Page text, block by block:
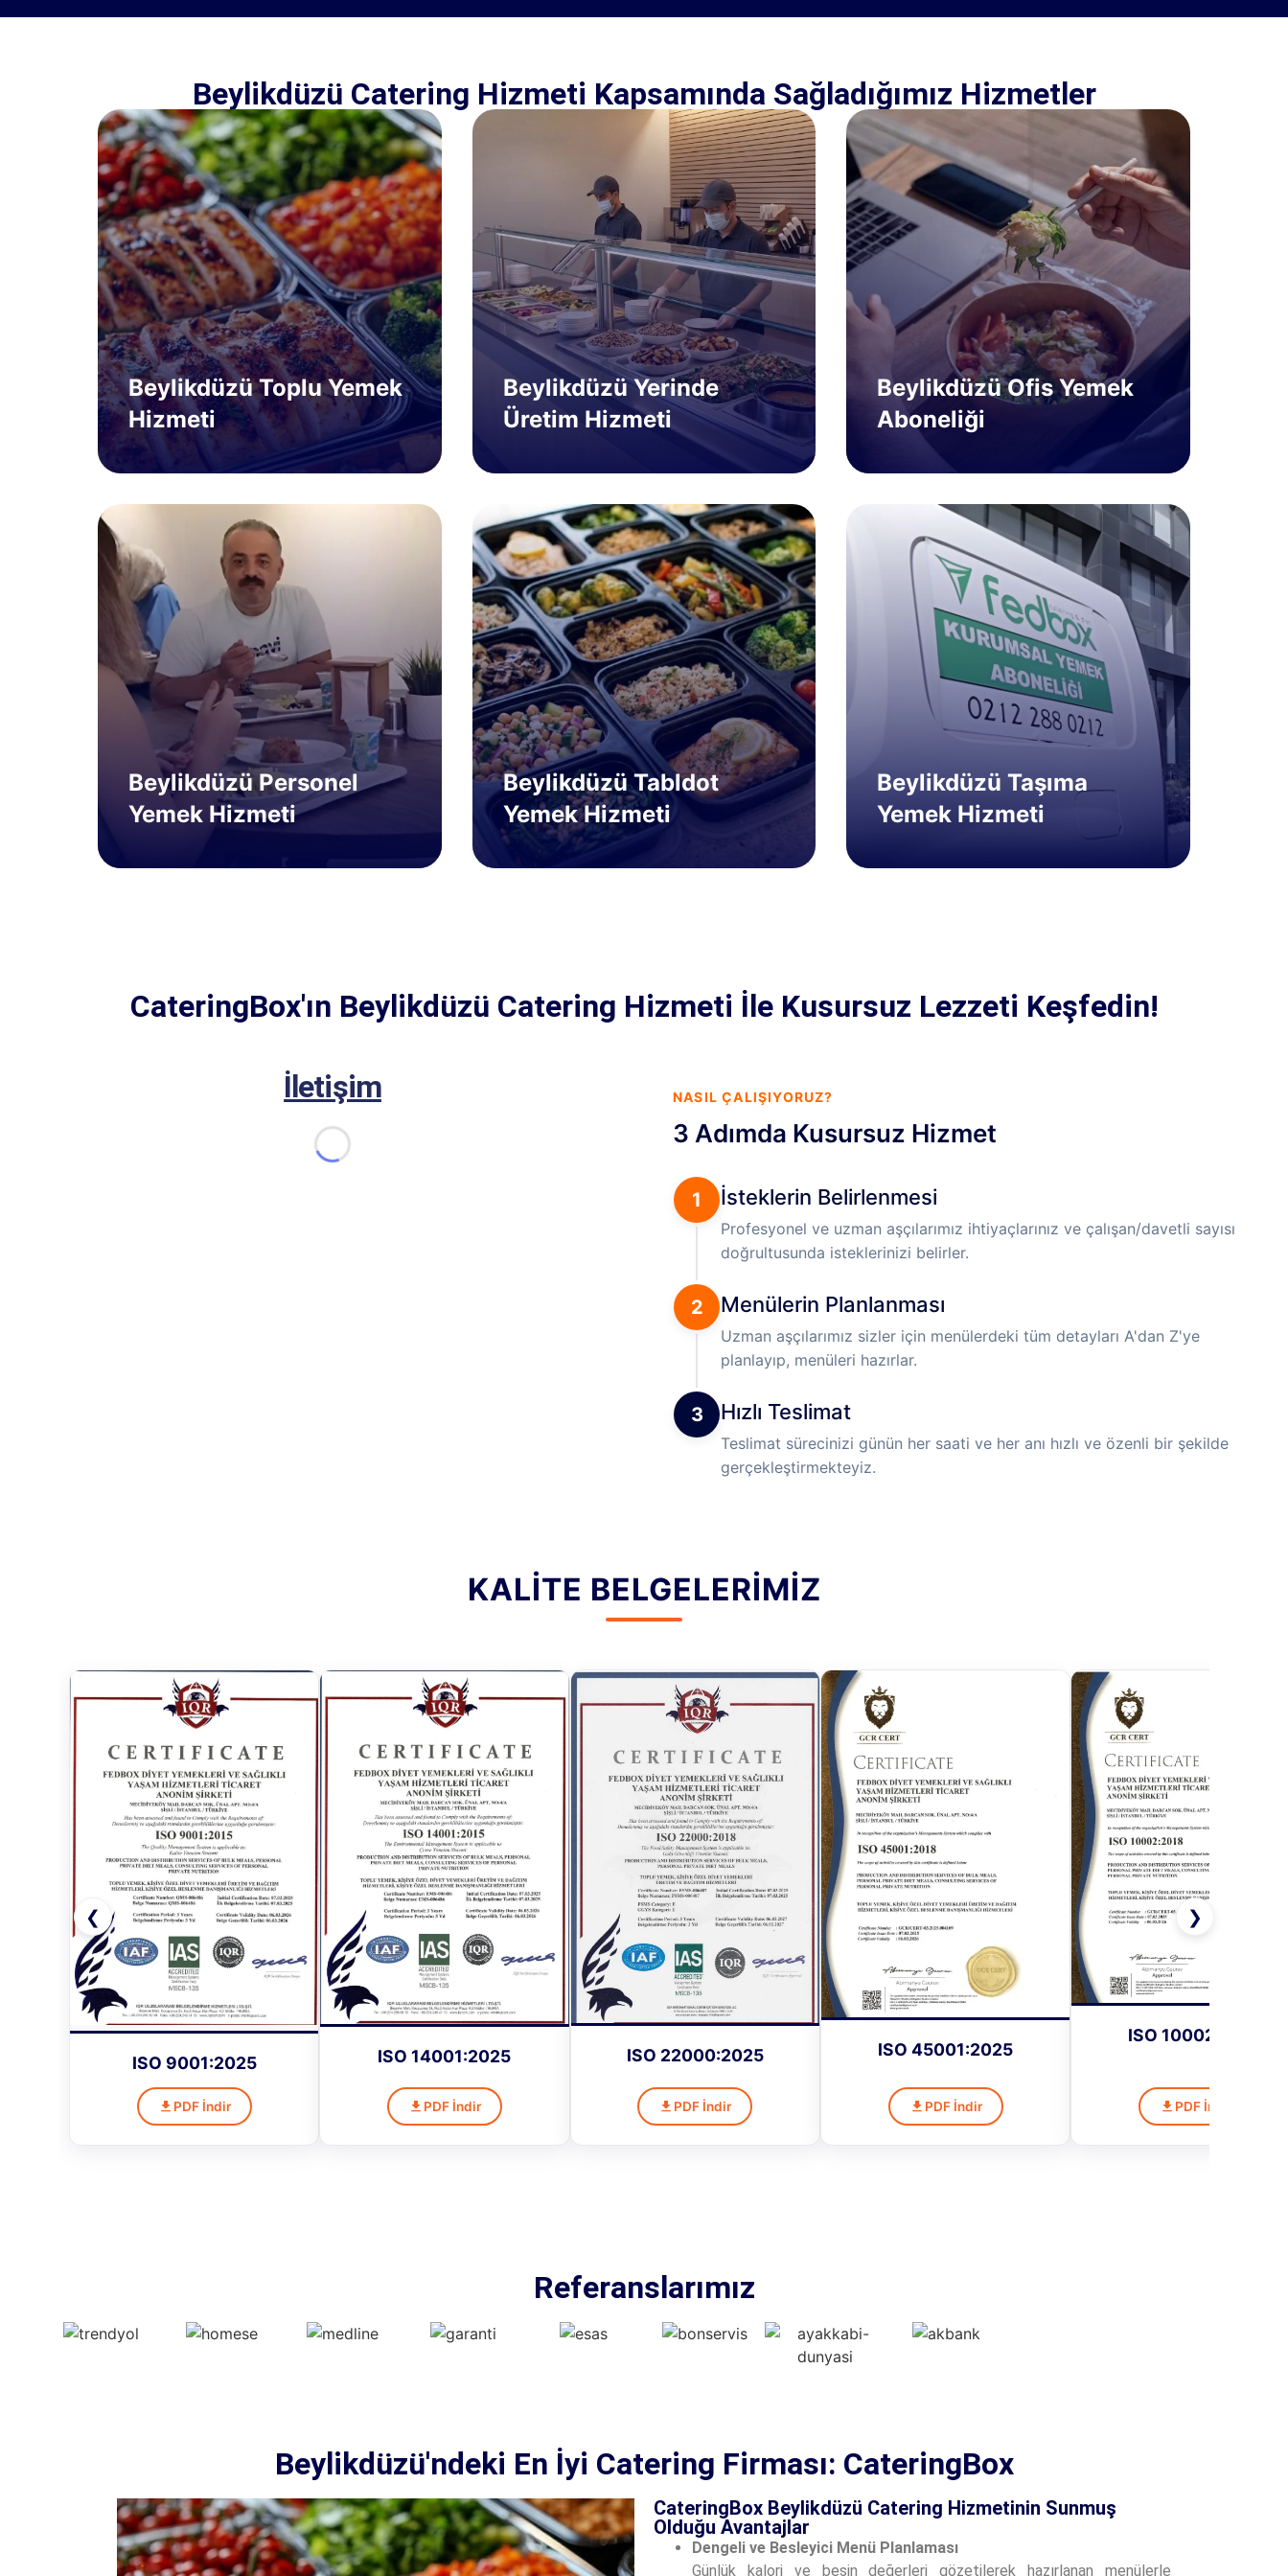
Beylikdüzü Catering Hizmeti Kapsamında Sağladığımız Hizmetler
Beylikdüzü Toplu Yemek
Hizmeti
Beylikdüzü Yerinde
Üretim Hizmeti
Beylikdüzü Ofis Yemek
Aboneliği
Beylikdüzü Personel
Yemek Hizmeti
Beylikdüzü Tabldot
Yemek Hizmeti
Beylikdüzü Taşıma
Yemek Hizmeti
CateringBox'ın Beylikdüzü Catering Hizmeti İle Kusursuz Lezzeti Keşfedin!
İletişim NASIL ÇALIŞIYORUZ?
3 Adımda Kusursuz Hizmet
1 İsteklerin Belirlenmesi
Profesyonel ve uzman aşçılarımız ihtiyaçlarınız ve çalışan/davetli sayısı
doğrultusunda isteklerinizi belirler.
2 Menülerin Planlanması
Uzman aşçılarımız sizler için menülerdeki tüm detayları A'dan Z'ye
planlayıp, menüleri hazırlar.
3 Hızlı Teslimat
Teslimat sürecinizi günün her saati ve her anı hızlı ve özenli bir şekilde
gerçekleştirmekteyiz.
KALITE BELGELERIMIZ
❮
ISO 9001:2025
PDF İndir
ISO 14001:2025
PDF İndir
ISO 22000:2025
PDF İndir
ISO 45001:2025
PDF İndir
ISO 10002:2025
PDF İndir
❯
Referanslarımız
Beylikdüzü'ndeki En İyi Catering Firması: CateringBox
CateringBox Beylikdüzü Catering Hizmetinin Sunmuş
Olduğu Avantajlar
Dengeli ve Besleyici Menü Planlaması
Günlük kalori ve besin değerleri gözetilerek hazırlanan menülerle